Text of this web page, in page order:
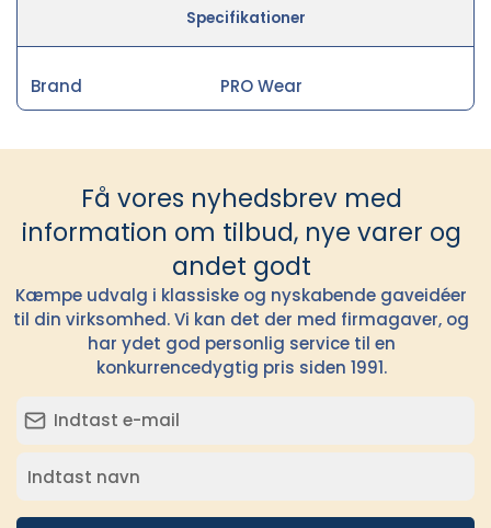
Specifikationer
Brand PRO Wear
Få vores nyhedsbrev med
information om tilbud, nye varer og
andet godt
Kæmpe udvalg i klassiske og nyskabende gaveidéer
til din virksomhed. Vi kan det der med firmagaver, og
har ydet god personlig service til en
konkurrencedygtig pris siden 1991.